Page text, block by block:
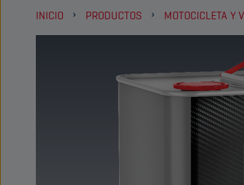
INICIO PRODUCTOS MOTOCICLETA Y